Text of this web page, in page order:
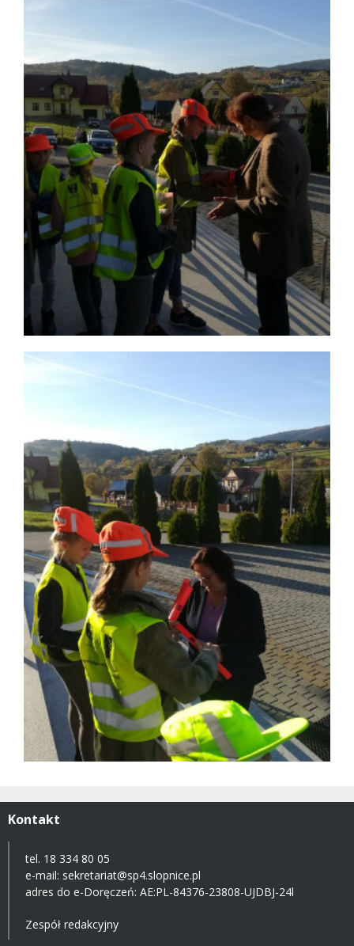
Kontakt
tel. 18 334 80 05
e-mail: sekretariat@sp4.slopnice.pl
adres do e-Doręczeń: AE:PL-84376-23808-UJDBJ-24l
Zespół redakcyjny